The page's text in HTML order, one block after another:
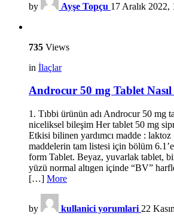
by Ayşe Topçu 17 Aralık 2022,
735 Views
in İlaçlar
Androcur 50 mg Tablet Nasıl
1. Tıbbi ürünün adı Androcur 50 mg
niceliksel bileşim Her tablet 50 mg
Etkisi bilinen yardımcı madde : laktoz
maddelerin tam listesi için bölüm
form Tablet. Beyaz, yuvarlak tablet,
yüzü normal altıgen içinde “BV”
[…] More
by kullanici yorumlari 22